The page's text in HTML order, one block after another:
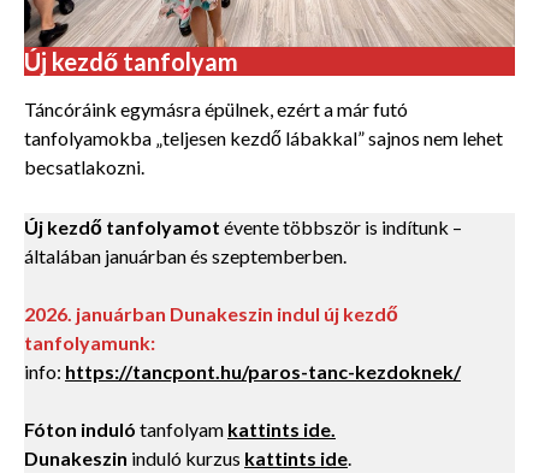
Új kezdő tanfolyam
Táncóráink egymásra épülnek, ezért a már futó
tanfolyamokba „teljesen kezdő lábakkal” sajnos nem lehet
becsatlakozni.
Új kezdő tanfolyamot évente többször is indítunk –
általában januárban és szeptemberben.
2026. januárban Dunakeszin indul új kezdő
tanfolyamunk:
info: https://tancpont.hu/paros-tanc-kezdoknek/
Fóton induló tanfolyam kattints ide.
Dunakeszin induló kurzus kattints ide.